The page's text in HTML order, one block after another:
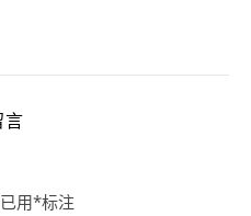
言
用*标注